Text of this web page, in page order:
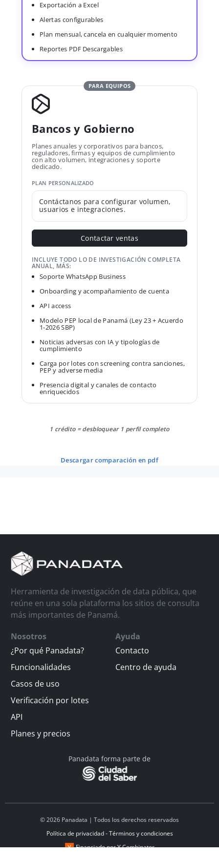
Exportación a Excel
Alertas configurables
Plan mensual, cancela en cualquier momento
Reportes PDF Descargables
PARA EQUIPOS
Bancos y Gobierno
Planes anuales y corporativos para bancos,
reguladores, firmas y equipos de cumplimiento
con alto volumen, integraciones y soporte
dedicado.
PLAN PERSONALIZADO
Contáctanos para configurar volumen,
usuarios e integraciones.
Contactar ventas
INCLUYE TODO LO DE INVESTIGACIÓN COMPLETA
ANUAL, MÁS:
Soporte WhatsApp Business
Onboarding y acompañamiento de cuenta
API access
Modelo PEP local de Panamá (Ley 23 + Acuerdo
1-2026 SBP)
Noticias adversas con IA y tipologías de
cumplimiento
Carga por lotes con screening contra sanciones,
PEP y adverse media
Presencia digital y canales de contacto
enriquecidos
1 crédito = desbloquear 1 perfil completo
descargar comparación en pdf
Herramienta de investigación de data pública, que
reúne en una sola plataforma los sitios de consulta
más importantes de Panamá.
Nosotros
¿Por qué Panadata?
Funcionalidades
Casos de uso
Verificación por lotes
API
Planes y precios
Ayuda
Contacto
Centro de ayuda
Panadata forma parte de
© 2026 Panadata | Todos los derechos reservados
Política de privacidad - Términos y condiciones
Financiado por Y Combinator